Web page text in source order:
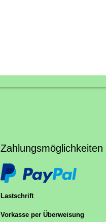
Zahlungsmöglichkeiten
Lastschrift
Vorkasse per Überweisung